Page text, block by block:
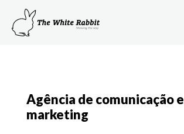
Agência de comunicação e
marketing